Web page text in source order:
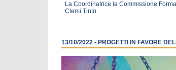
La Coordinatrice la Commissione
Clemi Tinto
13/10/2022 - PROGETTI IN FAVORE